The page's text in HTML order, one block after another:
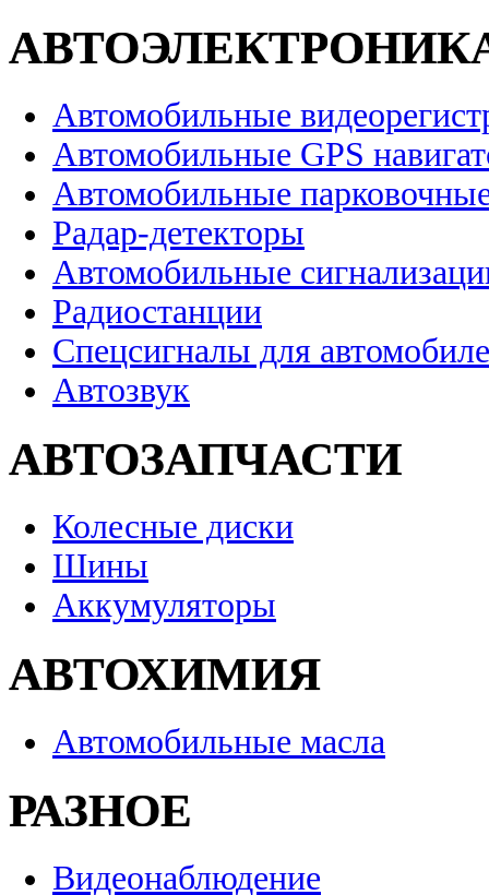
Автомобильные
Автомобильные GPS
Автомобильные
Радар-детекторы
Автомобильные
Радиостанции
Спецсигналы для
Автозвук
АВТОЗАПЧАСТИ
Колесные диски
Шины
Аккумуляторы
АВТОХИМИЯ
Автомобильные масла
РАЗНОЕ
Видеонаблюдение